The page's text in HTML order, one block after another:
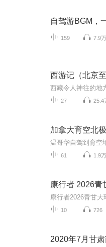
自驾游BGM，
159 7.9万
西游记（北京
27 25.4
加拿大育空北
温哥华自驾到育空
61 1.9万
康行者 2026青
康行者2026青甘
10 726
2020年7月甘